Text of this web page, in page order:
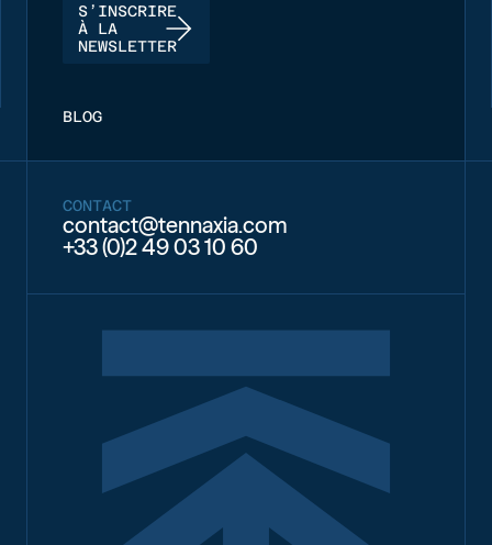
S’INSCRIRE
À LA
NEWSLETTER
BLOG
CONTACT
contact@tennaxia.com
+33 (0)2 49 03 10 60